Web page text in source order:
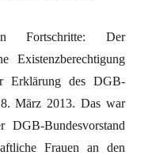
Fortschritte: Der
Existenzberechtigung
Erklärung des DGB-
März 2013. Das war
Bundesvorstand
Frauen an den